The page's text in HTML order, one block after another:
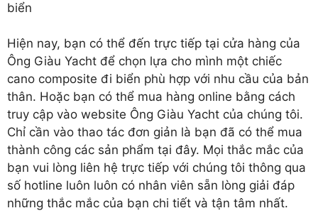
biển
Hiện nay, bạn có thể đến trực tiếp tại cửa hàng của
Ông Giàu Yacht để chọn lựa cho mình một chiếc
cano composite đi biển phù hợp với nhu cầu của bản
thân. Hoặc bạn có thể mua hàng online bằng cách
truy cập vào website Ông Giàu Yacht của chúng tôi.
Chỉ cần vào thao tác đơn giản là bạn đã có thể mua
thành công các sản phẩm tại đây. Mọi thắc mắc của
bạn vui lòng liên hệ trực tiếp với chúng tôi thông qua
số hotline luôn luôn có nhân viên sẵn lòng giải đáp
những thắc mắc của bạn chi tiết và tận tâm nhất.